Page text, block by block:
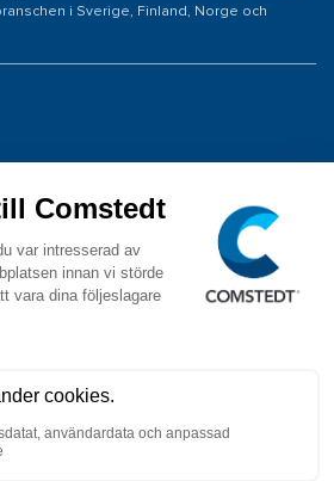
i Sverige, Finland, Norge och